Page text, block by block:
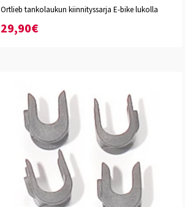
Ortlieb tankolaukun kiinnityssarja E-bike lukolla
29,90€